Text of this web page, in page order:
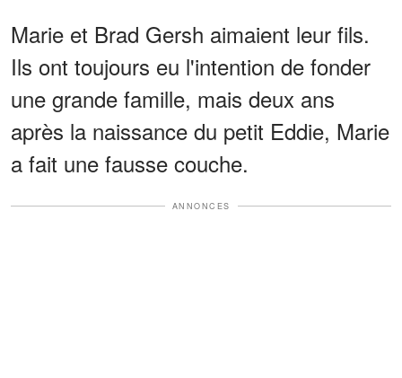
Marie et Brad Gersh aimaient leur fils.
Ils ont toujours eu l'intention de fonder
une grande famille, mais deux ans
après la naissance du petit Eddie, Marie
a fait une fausse couche.
ANNONCES